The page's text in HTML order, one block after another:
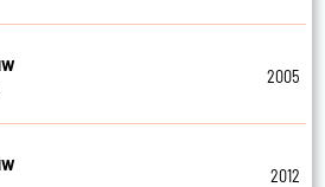
2005
2012